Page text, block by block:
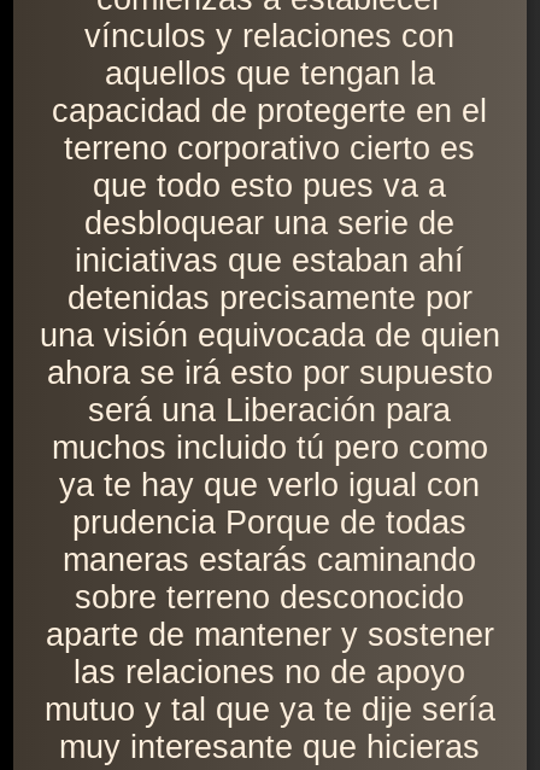
vínculos y relaciones con
aquellos que tengan la
capacidad de protegerte en el
terreno corporativo cierto es
que todo esto pues va a
desbloquear una serie de
iniciativas que estaban ahí
detenidas precisamente por
una visión equivocada de quien
ahora se irá esto por supuesto
será una Liberación para
muchos incluido tú pero como
ya te hay que verlo igual con
prudencia Porque de todas
maneras estarás caminando
sobre terreno desconocido
aparte de mantener y sostener
las relaciones no de apoyo
mutuo y tal que ya te dije sería
muy interesante que hicieras